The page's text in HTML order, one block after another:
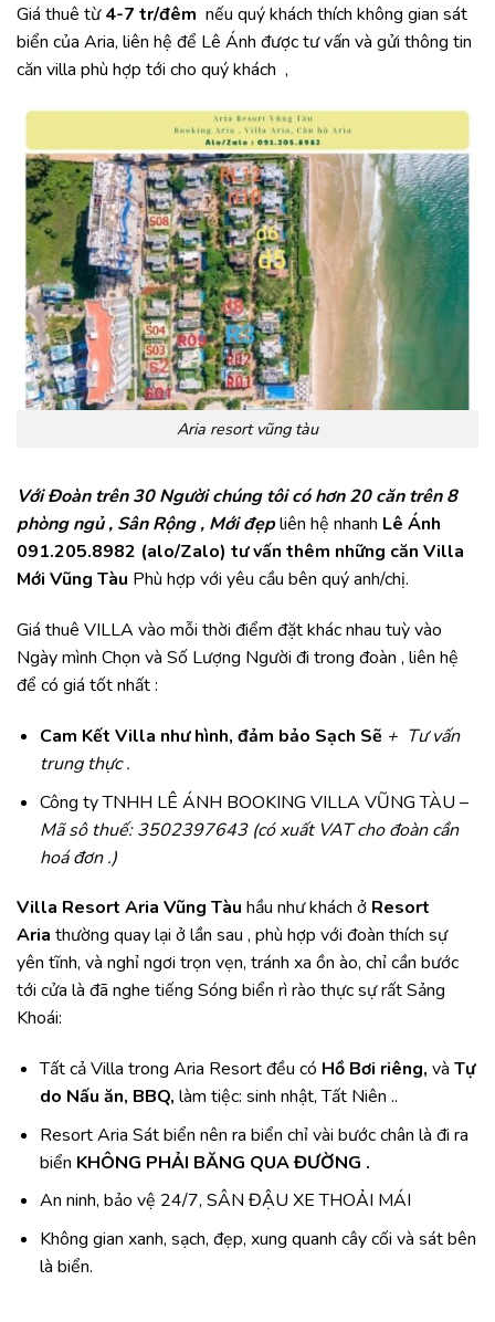
Giá thuê từ4-7 tr/đêm nếu quý khách thích không gian sát
biển của Aria, liên hệ để Lê Ánh được tư vấn và gửi thông tin
căn villa phù hợp tới cho quý khách ,
Aria resort vũng tàu
Với Đoàn trên 30 Người chúng tôi có hơn 20 căn trên 8
phòng ngủ , Sân Rộng , Mới đẹpliên hệ nhanh Lê Ánh
091.205.8982 (alo/Zalo) tư vấn thêm những căn Villa
Mới Vũng Tàu Phù hợp với yêu cầu bên quý anh/chị.
Giá thuê VILLA vào mỗi thời điểm đặt khác nhau tuỳ vào
Ngày mình Chọn và Số Lượng Người đi trong đoàn , liên hệ
để có giá tốt nhất :
Cam Kết Villa như hình, đảm bảo Sạch Sẽ + Tư vấn
trung thực .
Công ty TNHH LÊ ÁNH BOOKING VILLA VŨNG TÀU –
Mã sô thuế: 3502397643 (có xuất VAT cho đoàn cần
hoá đơn .)
Villa Resort Aria Vũng Tàu hầu như khách ở Resort
Aria thường quay lại ở lần sau , phù hợp với đoàn thích sự
yên tĩnh, và nghỉ ngơi trọn vẹn, tránh xa ồn ào, chỉ cần bước
tới cửa là đã nghe tiếng Sóng biển rì rào thực sự rất Sảng
Khoái:
Tất cả Villa trong Aria Resort đều có Hồ Bơi riêng, và Tự
do Nấu ăn, BBQ, làm tiệc: sinh nhật, Tất Niên ..
Resort Aria Sát biển nên ra biển chỉ vài bước chân là đi ra
biển KHÔNG PHẢI BĂNG QUA ĐƯỜNG .
An ninh, bảo vệ 24/7, SÂN ĐẬU XE THOẢI MÁI
Không gian xanh, sạch, đẹp, xung quanh cây cối và sát bên
là biển.